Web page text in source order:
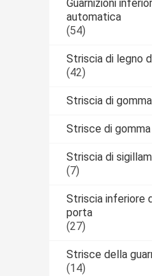
Guarnizioni
automatica
(54)
Striscia di legno
(42)
Striscia di
Strisce di
Striscia di
(7)
Striscia inferiore
porta
(27)
Strisce della
(14)